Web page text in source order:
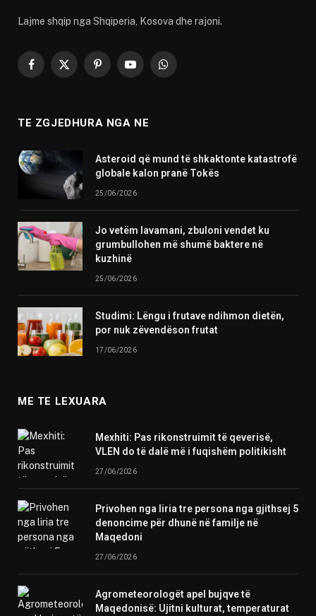
Lajme shqip nga Shqiperia, Kosova dhe rajoni.
Facebook
X
PinterestYouTubeWhatsApp
TE ZGJEDHURA NGA NE
Asteroid që mund të shkaktonte katastrofë
globale kalon pranë Tokës
25/06/2026
Jo vetëm lavamani, zbuloni vendet ku
grumbullohen më shumë baktere në
kuzhinë
25/06/2026
Studimi: Lëngu i frutave ndihmon dietën,
por nuk zëvendëson frutat
17/06/2026
ME TE LEXUARA
Mexhiti: Pas rikonstruimit të qeverisë,
VLEN do të dalë më i fuqishëm politikisht
27/06/2026
Privohen nga liria tre persona nga gjithsej 5
denoncime për dhunë në familje në
Maqedoni
27/06/2026
Agrometeorologët apel bujqve të
Maqedonisë: Ujitni kulturat, temperaturat